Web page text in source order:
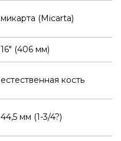
микарта (Micarta)
16" (406 мм)
естественная кость
44,5 мм (1-3/4?)